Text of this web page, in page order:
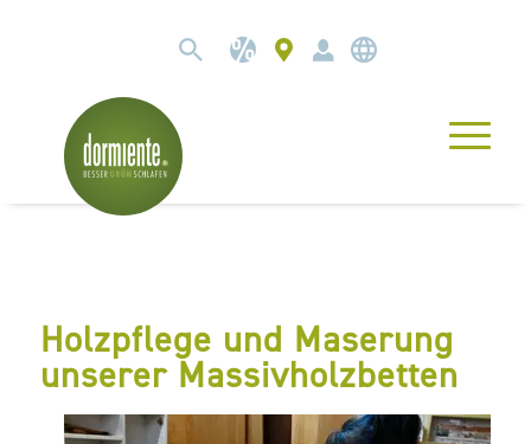
Holzpflege und Maserung
unserer Massivholzbetten